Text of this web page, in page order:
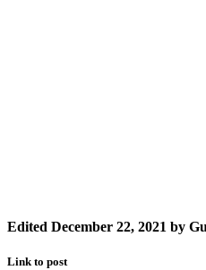
Edited December 22, 2021 by
Link to post